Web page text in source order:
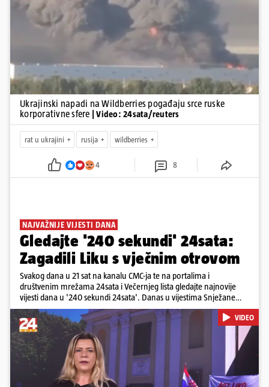
Pokretanje videa...
Ukrajinski napadi na Wildberries pogađaju srce ruske
korporativne sfere
| Video: 24sata/reuters
rat u ukrajini rusija wildberries
4 8
NAJVAŽNIJE VIJESTI DANA
Gledajte '240 sekundi' 24sata:
Zagadili Liku s vječnim otrovom
Svakog dana u 21 sat na kanalu CMC-ja te na portalima i
društvenim mrežama 24sata i Večernjeg lista gledajte najnovije
vijesti dana u '240 sekundi 24sata'. Danas u vijestima Snježane
Krnetić: Lika teško zagađena s 37.000 tona opasnog otpada, Troje
poginulih u nesreći u Zagrebu, Uhićen načelnik Svetog Ivana
Žabna, Borba za život Denisa Vejzovića, Krajaču režu ovlasti: Slijedi
otkaz...
VIDEO